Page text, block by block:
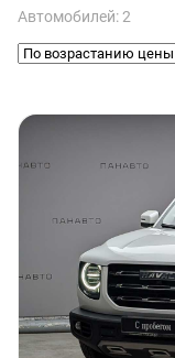
Автомобилей: 2